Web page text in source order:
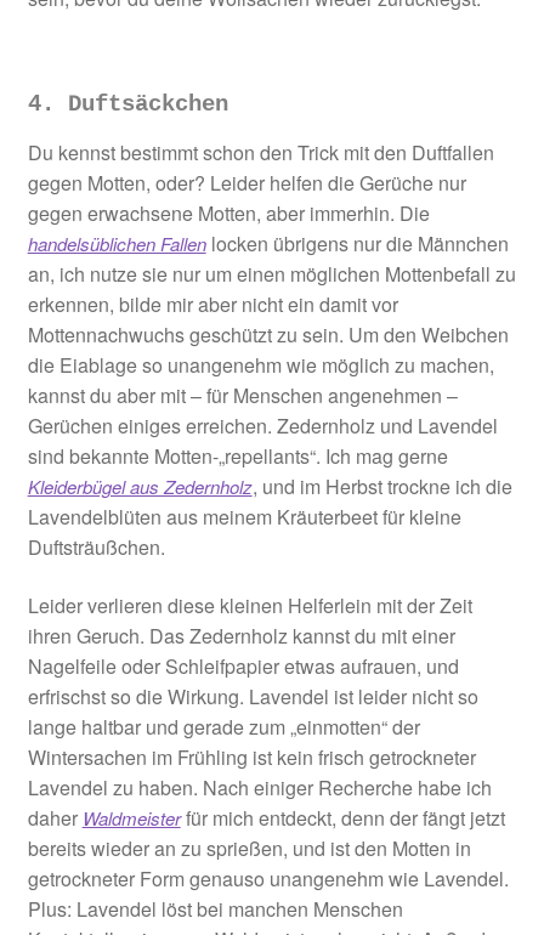
4. Duftsäckchen
Du kennst bestimmt schon den Trick mit den Duftfallen
gegen Motten, oder? Leider helfen die Gerüche nur
gegen erwachsene Motten, aber immerhin. Die
handelsüblichen Fallenlocken übrigens nur die Männchen
an, ich nutze sie nur um einen möglichen Mottenbefall zu
erkennen, bilde mir aber nicht ein damit vor
Mottennachwuchs geschützt zu sein. Um den Weibchen
die Eiablage so unangenehm wie möglich zu machen,
kannst du aber mit – für Menschen angenehmen –
Gerüchen einiges erreichen. Zedernholz und Lavendel
sind bekannte Motten-„repellants“. Ich mag gerne
Kleiderbügel aus Zedernholz, und im Herbst trockne ich die
Lavendelblüten aus meinem Kräuterbeet für kleine
Duftsträußchen.
Leider verlieren diese kleinen Helferlein mit der Zeit
ihren Geruch. Das Zedernholz kannst du mit einer
Nagelfeile oder Schleifpapier etwas aufrauen, und
erfrischst so die Wirkung. Lavendel ist leider nicht so
lange haltbar und gerade zum „einmotten“ der
Wintersachen im Frühling ist kein frisch getrockneter
Lavendel zu haben. Nach einiger Recherche habe ich
daher Waldmeisterfür mich entdeckt, denn der fängt jetzt
bereits wieder an zu sprießen, und ist den Motten in
getrockneter Form genauso unangenehm wie Lavendel.
Plus: Lavendel löst bei manchen Menschen